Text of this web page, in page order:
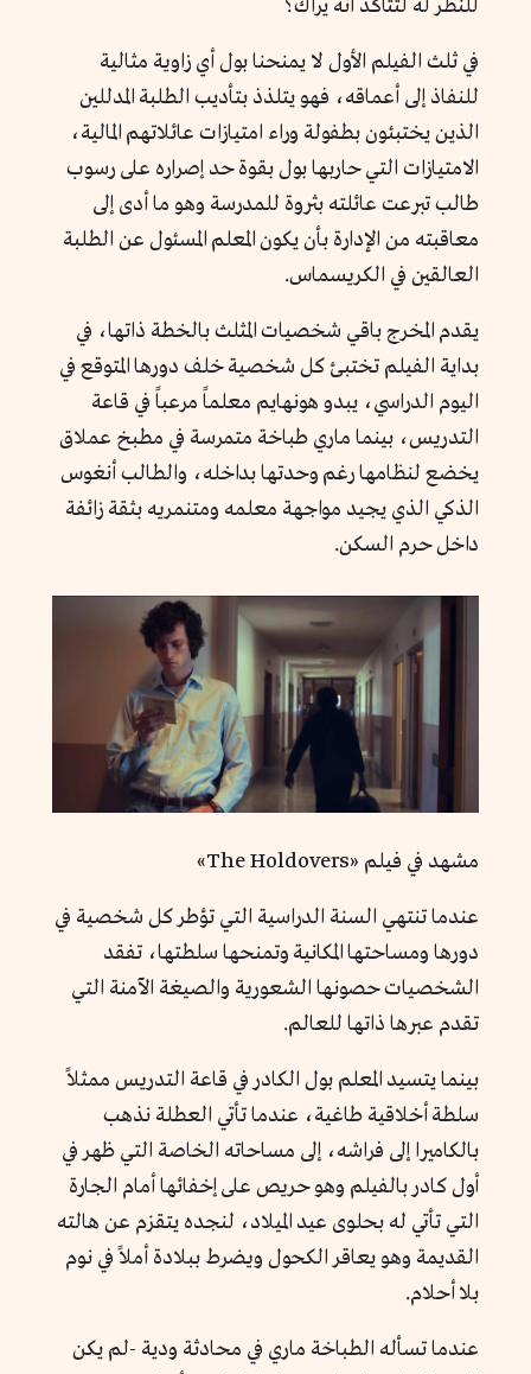
للنظر له لتتأكد أنه يراك؟
في ثلث الفيلم الأول لا يمنحنا بول أي زاوية مثالية
للنفاذ إلى أعماقه، فهو يتلذذ بتأديب الطلبة المدللين
الذين يختبئون بطفولة وراء امتيازات عائلاتهم المالية،
الامتيازات التي حاربها بول بقوة حد إصراره على رسوب
طالب تبرعت عائلته بثروة للمدرسة وهو ما أدى إلى
معاقبته من الإدارة بأن يكون المعلم المسئول عن الطلبة
العالقين في الكريسماس.
يقدم المخرج باقي شخصيات المثلث بالخطة ذاتها، في
بداية الفيلم تختبئ كل شخصية خلف دورها المتوقع في
اليوم الدراسي، يبدو هونهايم معلماً مرعباً في قاعة
التدريس، بينما ماري طباخة متمرسة في مطبخ عملاق
يخضع لنظامها رغم وحدتها بداخله، والطالب أنغوس
الذكي الذي يجيد مواجهة معلمه ومتنمريه بثقة زائفة
داخل حرم السكن.
مشهد في فيلم «The Holdovers»
عندما تنتهي السنة الدراسية التي تؤطر كل شخصية في
دورها ومساحتها المكانية وتمنحها سلطتها، تفقد
الشخصيات حصونها الشعورية والصيغة الآمنة التي
تقدم عبرها ذاتها للعالم.
بينما يتسيد المعلم بول الكادر في قاعة التدريس ممثلاً
سلطة أخلاقية طاغية، عندما تأتي العطلة نذهب
بالكاميرا إلى فراشه، إلى مساحاته الخاصة التي ظهر في
أول كادر بالفيلم وهو حريص على إخفائها أمام الجارة
التي تأتي له بحلوى عيد الميلاد، لنجده يتقزم عن هالته
القديمة وهو يعاقر الكحول ويضرط ببلادة أملاً في نوم
بلا أحلام.
عندما تسأله الطباخة ماري في محادثة ودية -لم يكن